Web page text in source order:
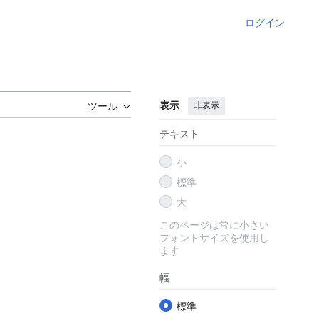
ログイン
ツール 表示 非表示
テキスト
小
標準
大
このページは常に小さい
フォントサイズを使用し
ます
幅
標準